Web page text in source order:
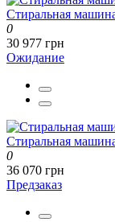
Стиральная
0
30 977 грн
Ожидание
Стиральная
0
36 070 грн
Предзаказ